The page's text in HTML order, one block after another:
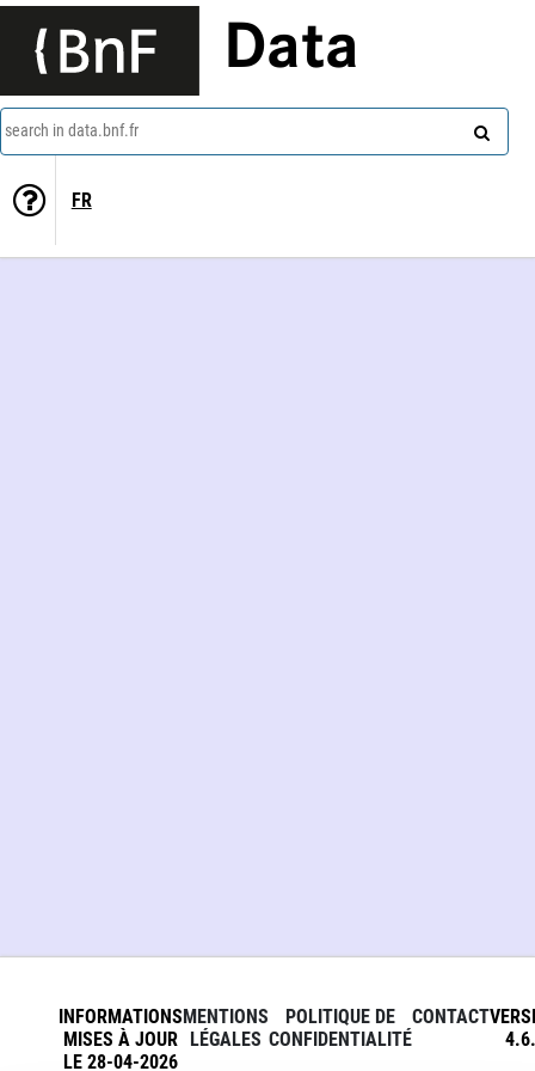
Data
search in data.bnf.fr
FR
INFORMATIONS
MISES À JOUR
LE 28-04-2026
MENTIONS
LÉGALES
POLITIQUE DE
CONFIDENTIALITÉ
CONTACT